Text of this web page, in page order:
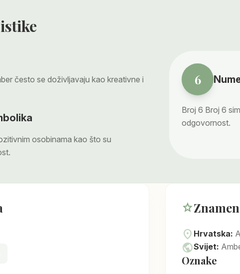
često se doživljavaju kao kreativne i
osobinama kao što su
6
Broj 6 Broj 6
odgovornost.
star
location_on Hrvatska:
publicSvijet:
Oznake